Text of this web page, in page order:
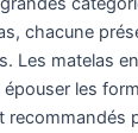
chacune
Les matelas
les
recommandés